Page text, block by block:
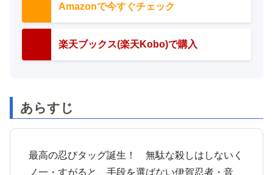
Amazonで今すぐチェック
楽天ブックス(楽天Kobo)で購入
あらすじ
最高の忍びタッグ誕生！ 無駄な殺しはしないく
ノ一・すがると、手段を選ばない伊賀忍者・音